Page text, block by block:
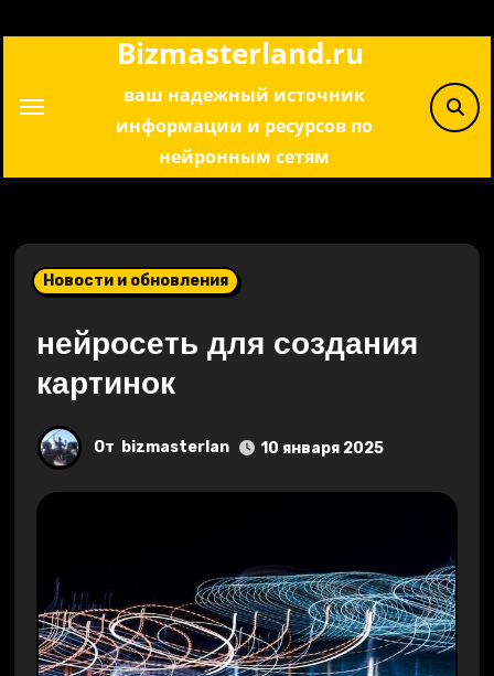
Bizmasterland.ru
ваш надежный источник
информации и ресурсов по
нейронным сетям
Новости и обновления
нейросеть для создания
картинок
От bizmasterlan 10 января 2025